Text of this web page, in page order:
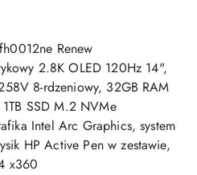
Renew
2.8K OLED 120Hz 14",
8-rdzeniowy, 32GB RAM
SSD M.2 NVMe
Intel Arc Graphics, system
HP Active Pen w zestawie,
x360